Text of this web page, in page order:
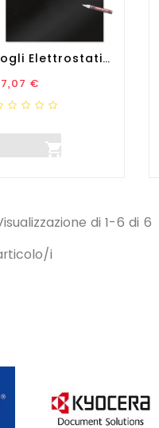
Fogli Elettrostatici Magic...
€

di 1-6 di 6
i